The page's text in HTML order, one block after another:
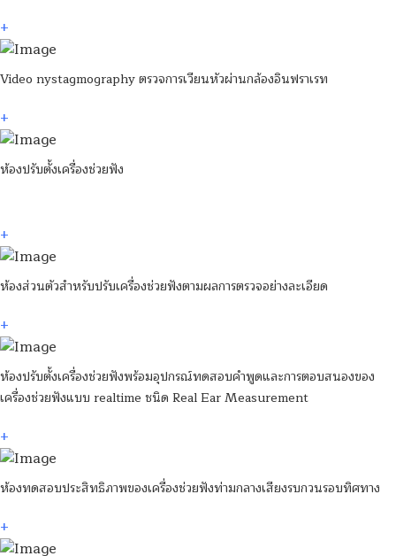
+
Video nystagmography ตรวจการเวียนหัวผ่านกล้องอินฟราเรท
+
ห้องปรับตั้งเครื่องช่วยฟัง
+
ห้องส่วนตัวสำหรับปรับเครื่องช่วยฟังตามผลการตรวจอย่างละเอียด
+
ห้องปรับตั้งเครื่องช่วยฟังพร้อมอุปกรณ์ทดสอบคำพูดและการตอบสนองของ
เครื่องช่วยฟังแบบ realtime ชนิด Real Ear Measurement
+
ห้องทดสอบประสิทธิภาพของเครื่องช่วยฟังท่ามกลางเสียงรบกวนรอบทิศทาง
+